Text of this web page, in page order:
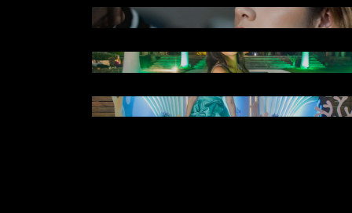
Amanda 15 anos - Chácara Flor de
Elis 15 anos